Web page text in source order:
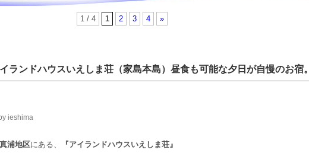
1 / 4 1 2 3 4 »
ランドハウスいえしま荘（家島本島）昼食も可能な夕日が自慢のお宿。
ieshima
浦地区にある、 『アイランドハウスいえしま荘』